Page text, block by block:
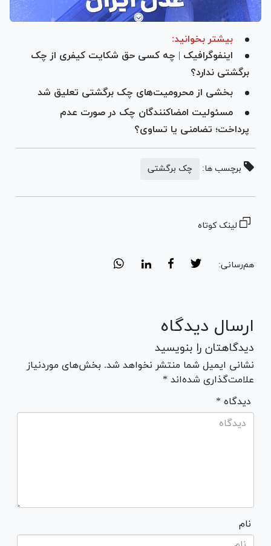
بیشتر بخوانید:
اینفوگرافیک | چه کسی حق شکایت کیفری از چک
برگشتی ندارد؟
بخشی از محرومیت‌های چک برگشتی تعلیق شد
مسئولیت امضاکنندگان چک در صورت عدم
پرداخت؛ تضامنی یا تساوی؟
برچسب ها: چک برگشتی
لینک کوتاه
هم‌رسانی:
ارسال دیدگاه
دیدگاهتان را بنویسید
نشانی ایمیل شما منتشر نخواهد شد. بخش‌های موردنیاز
علامت‌گذاری شده‌اند *
* دیدگاه
نام